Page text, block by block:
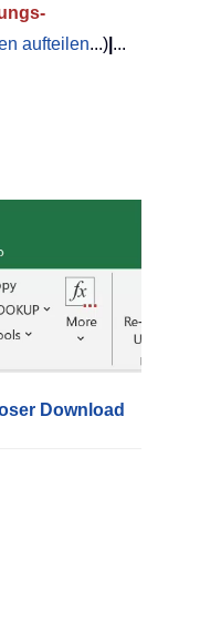
aufteilen...) ...
Download